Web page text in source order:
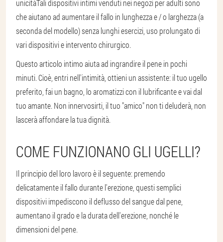
unicitàTali dispositivi intimi venduti nei negozi per adulti sono
che aiutano ad aumentare il fallo in lunghezza e / o larghezza (a
seconda del modello) senza lunghi esercizi, uso prolungato di
vari dispositivi e intervento chirurgico.
Questo articolo intimo aiuta ad ingrandire il pene in pochi
minuti. Cioè, entri nell'intimità, ottieni un assistente: il tuo ugello
preferito, fai un bagno, lo aromatizzi con il lubrificante e vai dal
tuo amante. Non innervosirti, il tuo "amico" non ti deluderà, non
lascerà affondare la tua dignità.
COME FUNZIONANO GLI UGELLI?
Il principio del loro lavoro è il seguente: premendo
delicatamente il fallo durante l'erezione, questi semplici
dispositivi impediscono il deflusso del sangue dal pene,
aumentano il grado e la durata dell'erezione, nonché le
dimensioni del pene.